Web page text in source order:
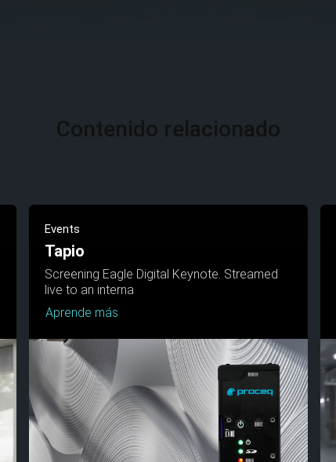
Contenido relacionado
Events
Tapio
Screening Eagle Digital Keynote. Streamed
live to an interna
Aprende más